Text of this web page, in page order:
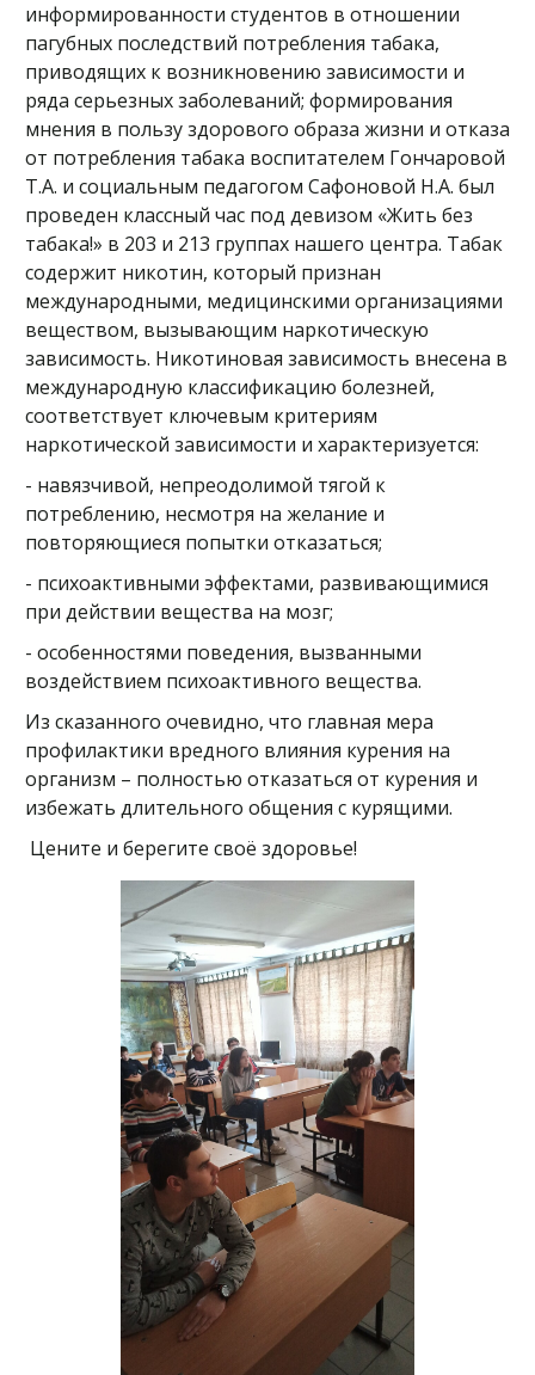
информированности студентов в отношении
пагубных последствий потребления табака,
приводящих к возникновению зависимости и
ряда серьезных заболеваний; формирования
мнения в пользу здорового образа жизни и отказа
от потребления табака воспитателем Гончаровой
Т.А. и социальным педагогом Сафоновой Н.А. был
проведен классный час под девизом «Жить без
табака!» в 203 и 213 группах нашего центра. Табак
содержит никотин, который признан
международными, медицинскими организациями
веществом, вызывающим наркотическую
зависимость. Никотиновая зависимость внесена в
международную классификацию болезней,
соответствует ключевым критериям
наркотической зависимости и характеризуется:
- навязчивой, непреодолимой тягой к
потреблению, несмотря на желание и
повторяющиеся попытки отказаться;
- психоактивными эффектами, развивающимися
при действии вещества на мозг;
- особенностями поведения, вызванными
воздействием психоактивного вещества.
Из сказанного очевидно, что главная мера
профилактики вредного влияния курения на
организм – полностью отказаться от курения и
избежать длительного общения с курящими.
Цените и берегите своё здоровье!